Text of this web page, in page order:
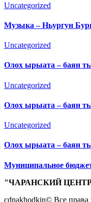
Uncategorized
Музыка – Ньургун
Uncategorized
Олох ырыата – баян
Uncategorized
Олох ырыата – баян
Uncategorized
Олох ырыата – баян
Муниципальное
"ЧАРАНСКИЙ
cdnakhodkin© Все